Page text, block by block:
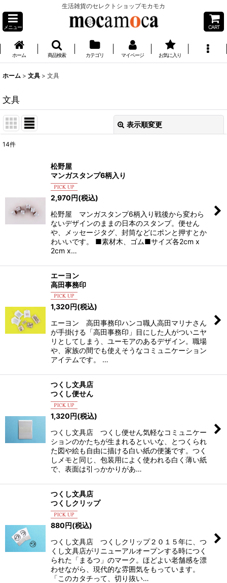
生活雑貨のセレクトショップモカモカ
メニュー CART
ホーム 商品検索 カテゴリ マイページ お気に入り
ホーム > 文具 > 文具
文具
表示順変更
14件
松野屋
マンガスタンプ6柄入り
2,970円(税込)
松野屋 マンガスタンプ6柄入り戦後から変わら
ないデザインのままの日本のスタンプ。便せん
や、メッセージタグ、封筒などにポンと押すとか
わいいです。 ■素材木、ゴム■サイズ各2cm x
2cm x…
エーヨン
高田事務印
1,320円(税込)
エーヨン 高田事務印ハンコ職人高田マリナさん
が手掛ける「高田事務印」目にした人がついニヤ
リとしてしまう、ユーモアのあるデザイン。職場
や、家族の間でも使えそうなコミュニケーション
アイテムです。 …
つくし文具店
つくし便せん
1,320円(税込)
つくし文具店 つくし便せん気軽なコミュニケー
ションのかたちが生まれるといいな、とつくられ
た図や絵も自由に描ける白い紙の便箋です。つく
しメモと同じ、包装用によく使われる白く薄い紙
で、表面は引っかかりがあ…
つくし文具店
つくしクリップ
880円(税込)
つくし文具店 つくしクリップ２０１５年に、つ
くし文具店がリニューアルオープンする時につく
られた「まるつ」のマーク。ほどよい老舗感を漂
わせながら、現代的な雰囲気をもっています。
「このカタチって、切り抜い…